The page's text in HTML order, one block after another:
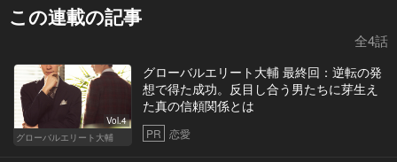
この連載の記事
全4話
Vol.4
グローバルエリート大輔
グローバルエリート大輔 最終回：逆転の発
想で得た成功。反目し合う男たちに芽生え
た真の信頼関係とは
PR 恋愛